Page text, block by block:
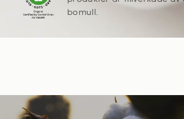
bomull.